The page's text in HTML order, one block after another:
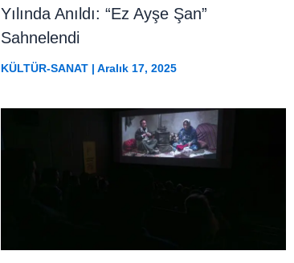
Yılında Anıldı: “Ez Ayşe Şan”
Sahnelendi
KÜLTÜR-SANAT | Aralık 17, 2025